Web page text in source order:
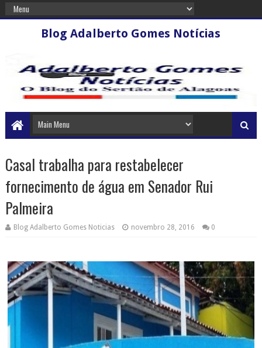
Blog Adalberto Gomes Notícias
Casal trabalha para restabelecer
fornecimento de água em Senador Rui
Palmeira
Blog Adalberto Gomes Noticias novembro 28, 2016 0